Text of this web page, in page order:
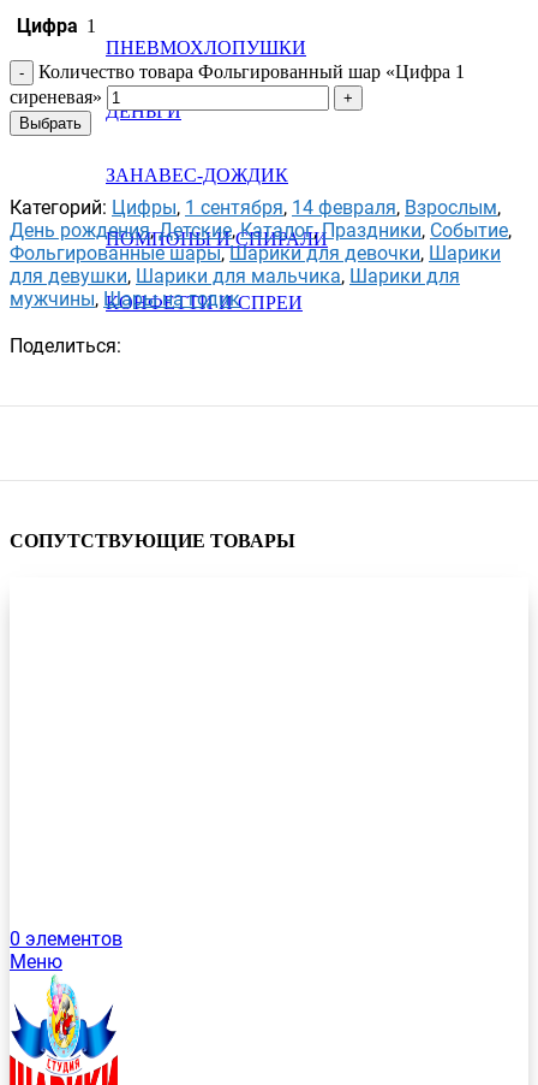
ПНЕВМОХЛОПУШКИ
ДЕНЬГИ
ЗАНАВЕС-ДОЖДИК
ПОМПОНЫ И СПИРАЛИ
КОНФЕТТИ И СПРЕИ
0 элементов
Меню
Цифра 1
Количество товара Фольгированный шар «Цифра 1
сиреневая»
Выбрать
Категорий: Цифры, 1 сентября, 14 февраля, Взрослым,
День рождения, Детские, Каталог, Праздники, Событие,
Фольгированные шары, Шарики для девочки, Шарики
для девушки, Шарики для мальчика, Шарики для
мужчины, Шары на годик
Поделиться:
СОПУТСТВУЮЩИЕ ТОВАРЫ